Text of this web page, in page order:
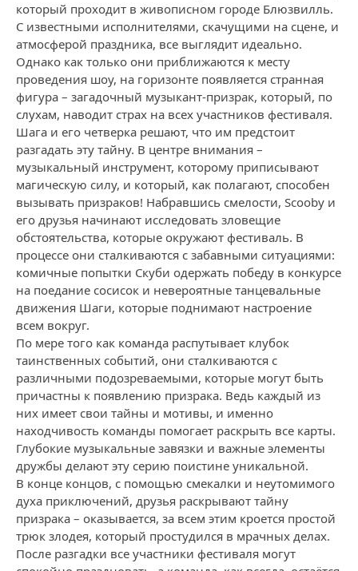
который проходит в живописном городе Блюзвилль.
С известными исполнителями, скачущими на сцене, и
атмосферой праздника, все выглядит идеально.
Однако как только они приближаются к месту
проведения шоу, на горизонте появляется странная
фигура – загадочный музыкант-призрак, который, по
слухам, наводит страх на всех участников фестиваля.
Шага и его четверка решают, что им предстоит
разгадать эту тайну. В центре внимания –
музыкальный инструмент, которому приписывают
магическую силу, и который, как полагают, способен
вызывать призраков! Набравшись смелости, Scooby и
его друзья начинают исследовать зловещие
обстоятельства, которые окружают фестиваль. В
процессе они сталкиваются с забавными ситуациями:
комичные попытки Скуби одержать победу в конкурсе
на поедание сосисок и невероятные танцевальные
движения Шаги, которые поднимают настроение
всем вокруг.
По мере того как команда распутывает клубок
таинственных событий, они сталкиваются с
различными подозреваемыми, которые могут быть
причастны к появлению призрака. Ведь каждый из
них имеет свои тайны и мотивы, и именно
находчивость команды помогает раскрыть все карты.
Глубокие музыкальные завязки и важные элементы
дружбы делают эту серию поистине уникальной.
В конце концов, с помощью смекалки и неутомимого
духа приключений, друзья раскрывают тайну
призрака – оказывается, за всем этим кроется простой
трюк злодея, который простудился в мрачных делах.
После разгадки все участники фестиваля могут